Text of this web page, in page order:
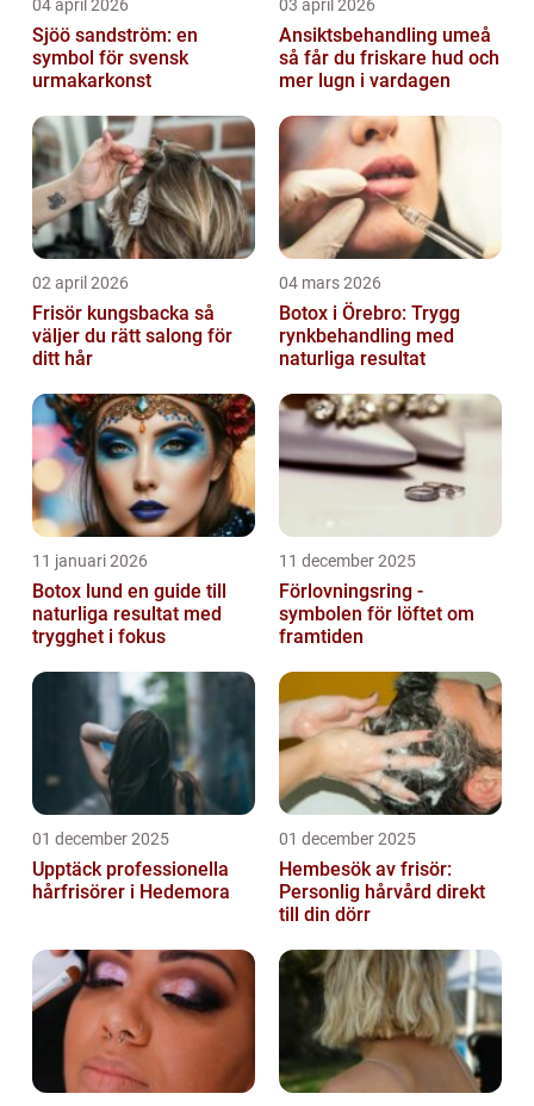
04 april 2026
Sjöö sandström: en
symbol för svensk
urmakarkonst
03 april 2026
Ansiktsbehandling umeå
så får du friskare hud och
mer lugn i vardagen
02 april 2026
Frisör kungsbacka så
väljer du rätt salong för
ditt hår
04 mars 2026
Botox i Örebro: Trygg
rynkbehandling med
naturliga resultat
11 januari 2026
Botox lund en guide till
naturliga resultat med
trygghet i fokus
11 december 2025
Förlovningsring -
symbolen för löftet om
framtiden
01 december 2025
Upptäck professionella
hårfrisörer i Hedemora
01 december 2025
Hembesök av frisör:
Personlig hårvård direkt
till din dörr